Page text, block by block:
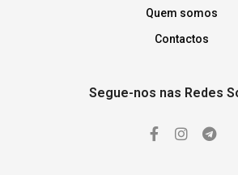
Quem somos
Contactos
Segue-nos nas Redes